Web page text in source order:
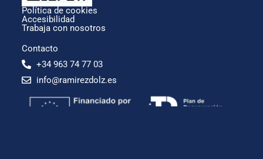
Política de cookies
Accesibilidad
Trabaja con nosotros
Contacto
+34 963 74 77 03
info@ramirezdolz.es